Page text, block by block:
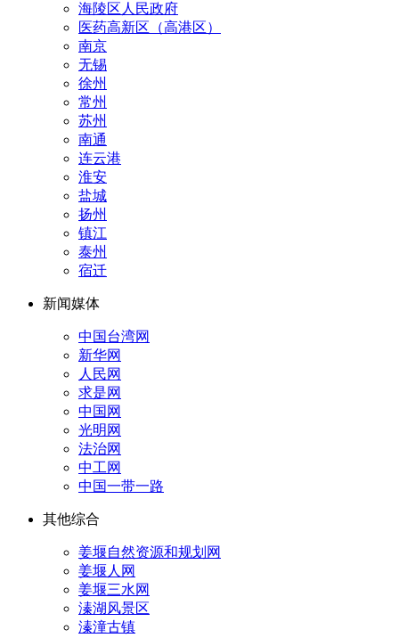
海陵区人民政府
医药高新区（高港区）
南京
无锡
徐州
常州
苏州
南通
连云港
淮安
盐城
扬州
镇江
泰州
宿迁
新闻媒体
中国台湾网
新华网
人民网
求是网
中国网
光明网
法治网
中工网
中国一带一路
其他综合
姜堰自然资源和规划网
姜堰人网
姜堰三水网
溱湖风景区
溱潼古镇